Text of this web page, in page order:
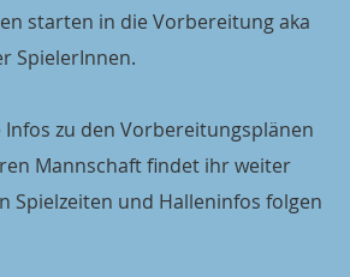
starten in die Vorbereitung aka
SpielerInnen.
Infos zu den Vorbereitungsplänen
Mannschaft findet ihr weiter
Spielzeiten und Halleninfos folgen